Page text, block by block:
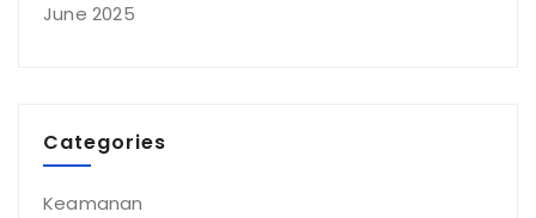
June 2025
Categories
Keamanan